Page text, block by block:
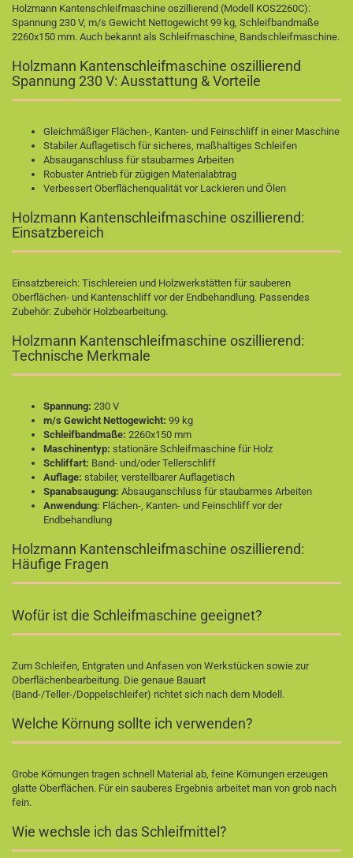
Holzmann Kantenschleifmaschine oszillierend (Modell KOS2260C):
Spannung 230 V, m/s Gewicht Nettogewicht 99 kg, Schleifbandmaße
2260x150 mm. Auch bekannt als Schleifmaschine, Bandschleifmaschine.
Holzmann Kantenschleifmaschine oszillierend
Spannung 230 V: Ausstattung & Vorteile
Gleichmäßiger Flächen-, Kanten- und Feinschliff in einer Maschine
Stabiler Auflagetisch für sicheres, maßhaltiges Schleifen
Absauganschluss für staubarmes Arbeiten
Robuster Antrieb für zügigen Materialabtrag
Verbessert Oberflächenqualität vor Lackieren und Ölen
Holzmann Kantenschleifmaschine oszillierend:
Einsatzbereich
Einsatzbereich: Tischlereien und Holzwerkstätten für sauberen
Oberflächen- und Kantenschliff vor der Endbehandlung. Passendes
Zubehör: Zubehör Holzbearbeitung.
Holzmann Kantenschleifmaschine oszillierend:
Technische Merkmale
Spannung: 230 V
m/s Gewicht Nettogewicht: 99 kg
Schleifbandmaße: 2260x150 mm
Maschinentyp: stationäre Schleifmaschine für Holz
Schliffart: Band- und/oder Tellerschliff
Auflage: stabiler, verstellbarer Auflagetisch
Spanabsaugung: Absauganschluss für staubarmes Arbeiten
Anwendung: Flächen-, Kanten- und Feinschliff vor der
Endbehandlung
Holzmann Kantenschleifmaschine oszillierend:
Häufige Fragen
Wofür ist die Schleifmaschine geeignet?
Zum Schleifen, Entgraten und Anfasen von Werkstücken sowie zur
Oberflächenbearbeitung. Die genaue Bauart
(Band-/Teller-/Doppelschleifer) richtet sich nach dem Modell.
Welche Körnung sollte ich verwenden?
Grobe Körnungen tragen schnell Material ab, feine Körnungen erzeugen
glatte Oberflächen. Für ein sauberes Ergebnis arbeitet man von grob nach
fein.
Wie wechsle ich das Schleifmittel?